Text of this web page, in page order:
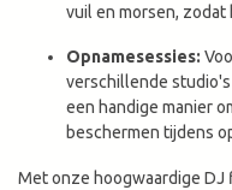
vuil en morsen, zodat
Opnamesessies:
verschillende
een handige manier
beschermen tijdens
Met onze hoogwaardige DJ